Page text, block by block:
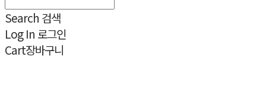
Search 검색
Log In 로그인
Cart장바구니